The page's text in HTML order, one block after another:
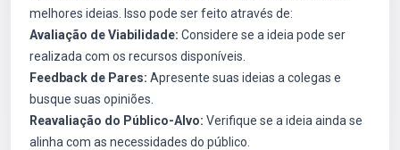
melhores ideias. Isso pode ser feito através de:
Avaliação de Viabilidade: Considere se a ideia pode ser
realizada com os recursos disponíveis.
Feedback de Pares: Apresente suas ideias a colegas e
busque suas opiniões.
Reavaliação do Público-Alvo: Verifique se a ideia ainda se
alinha com as necessidades do público.